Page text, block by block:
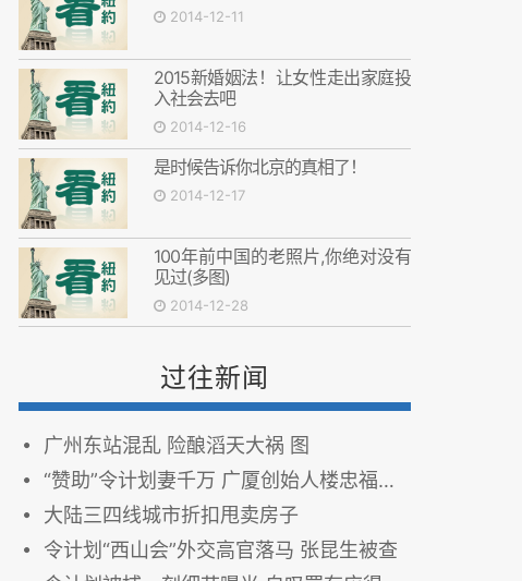
2014-12-11
2015新婚姻法！让女性走出家庭投
入社会去吧
2014-12-16
是时候告诉你北京的真相了！
2014-12-17
100年前中国的老照片,你绝对没有
见过(多图)
2014-12-28
过往新闻
广州东站混乱 险酿滔天大祸 图
“赞助”令计划妻千万 广厦创始人楼忠福传被查
大陆三四线城市折扣甩卖房子
令计划“西山会”外交高官落马 张昆生被查